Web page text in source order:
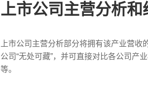
上市公司主营分析和
上市公司主营分析部分将拥有该产业营
公司“无处可藏”，并可直接对比各公司产
等。